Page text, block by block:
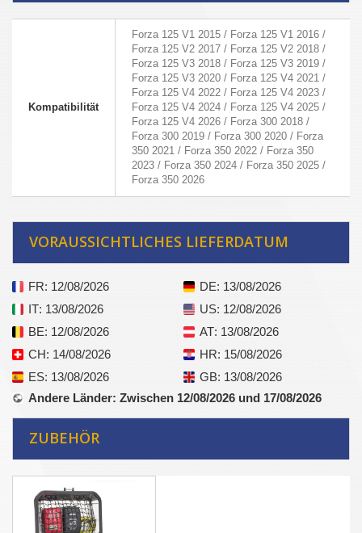
Kompatibilität
Forza 125 V1 2015 / Forza 125 V1 2016 /
Forza 125 V2 2017 / Forza 125 V2 2018 /
Forza 125 V3 2018 / Forza 125 V3 2019 /
Forza 125 V3 2020 / Forza 125 V4 2021 /
Forza 125 V4 2022 / Forza 125 V4 2023 /
Forza 125 V4 2024 / Forza 125 V4 2025 /
Forza 125 V4 2026 / Forza 300 2018 /
Forza 300 2019 / Forza 300 2020 / Forza
350 2021 / Forza 350 2022 / Forza 350
2023 / Forza 350 2024 / Forza 350 2025 /
Forza 350 2026
VORAUSSICHTLICHES LIEFERDATUM
FR: 12/08/2026 DE: 13/08/2026
IT: 13/08/2026 US: 12/08/2026
BE: 12/08/2026 AT: 13/08/2026
CH: 14/08/2026 HR: 15/08/2026
ES: 13/08/2026 GB: 13/08/2026
Andere Länder: Zwischen 12/08/2026 und 17/08/2026
ZUBEHÖR